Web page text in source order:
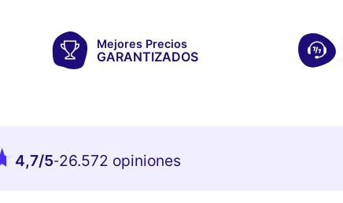
Mejores Precios
GARANTIZADOS
4,7/5-26.572 opiniones